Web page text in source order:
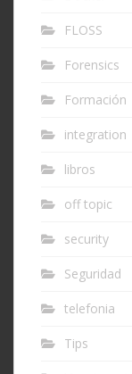
FLOSS
Forensics
Formación
integration
libros
off topic
security
Seguridad
telefonia
Tips